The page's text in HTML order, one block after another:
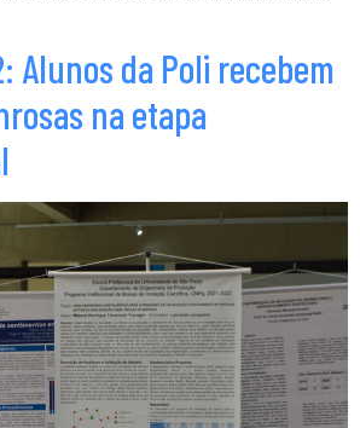
Alunos da Poli recebem
na etapa